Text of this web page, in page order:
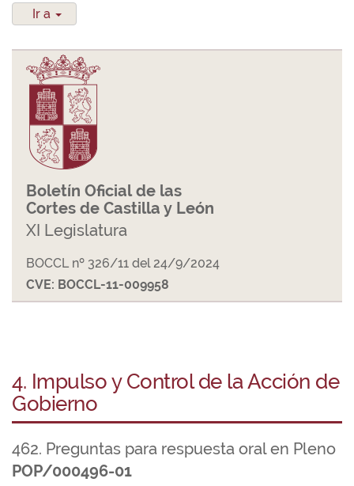
Ir a
Boletín Oficial de las
Cortes de Castilla y León
XI Legislatura
BOCCL nº 326/11 del 24/9/2024
CVE: BOCCL-11-009958
4. Impulso y Control de la Acción de
Gobierno
462. Preguntas para respuesta oral en Pleno
POP/000496-01